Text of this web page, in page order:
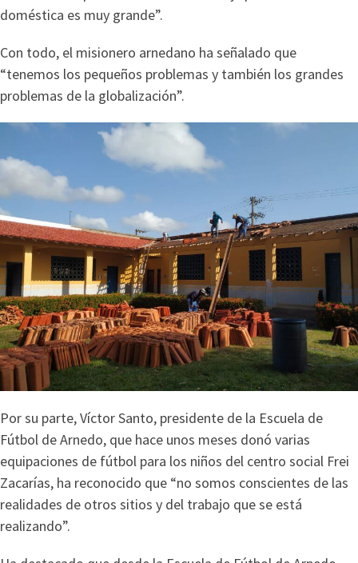
doméstica es muy grande”.
Con todo, el misionero arnedano ha señalado que
“tenemos los pequeños problemas y también los grandes
problemas de la globalización”.
Por su parte, Víctor Santo, presidente de la Escuela de
Fútbol de Arnedo, que hace unos meses donó varias
equipaciones de fútbol para los niños del centro social Frei
Zacarías, ha reconocido que “no somos conscientes de las
realidades de otros sitios y del trabajo que se está
realizando”.